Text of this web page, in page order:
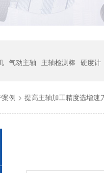
气动主轴 主轴检测棒 硬度计
例 > 提高主轴加工精度选增速